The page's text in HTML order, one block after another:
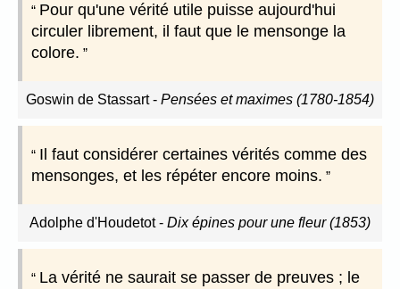
Pour qu'une vérité utile puisse aujourd'hui
circuler librement, il faut que le mensonge la
colore.
Goswin de Stassart- Pensées et maximes (1780-1854)
Il faut considérer certaines vérités comme des
mensonges, et les répéter encore moins.
Adolphe d'Houdetot- Dix épines pour une fleur (1853)
La vérité ne saurait se passer de preuves ; le